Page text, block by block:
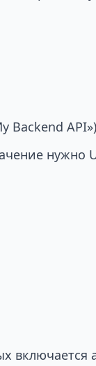
Backend API»)
нужно
включается